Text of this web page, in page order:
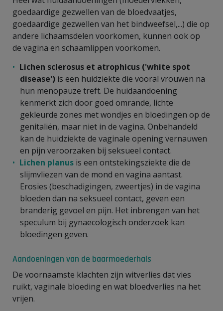
goedaardige gezwellen van de bloedvaatjes,
goedaardige gezwellen van het bindweefsel,...) die op
andere lichaamsdelen voorkomen, kunnen ook op
de vagina en schaamlippen voorkomen.
Lichen sclerosus et atrophicus ('white spot
disease') is een huidziekte die vooral vrouwen na
hun menopauze treft. De huidaandoening
kenmerkt zich door goed omrande, lichte
gekleurde zones met wondjes en bloedingen op de
genitaliën, maar niet in de vagina. Onbehandeld
kan de huidziekte de vaginale opening vernauwen
en pijn veroorzaken bij seksueel contact.
Lichen planus is een ontstekingsziekte die de
slijmvliezen van de mond en vagina aantast.
Erosies (beschadigingen, zweertjes) in de vagina
bloeden dan na seksueel contact, geven een
branderig gevoel en pijn. Het inbrengen van het
speculum bij gynaecologisch onderzoek kan
bloedingen geven.
Aandoeningen van de baarmoederhals
De voornaamste klachten zijn witverlies dat vies
ruikt, vaginale bloeding en wat bloedverlies na het
vrijen.